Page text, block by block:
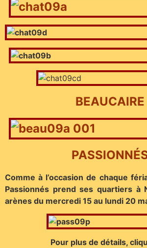
BEAUCAIRE
Comme à l’occasion de chaque
Passionnés prend ses quartiers à
arènes du mercredi 15 au lundi 20
Pour plus de détails,